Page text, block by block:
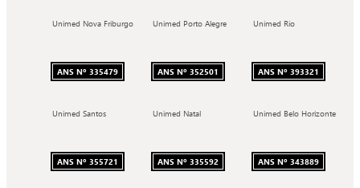
Unimed Nova Friburgo
ANS Nº 335479
Unimed Porto Alegre
ANS Nº 352501
Unimed Rio
ANS Nº 393321
Unimed Santos
ANS Nº 355721
Unimed Natal
ANS Nº 335592
Unimed Belo Horizonte
ANS Nº 343889